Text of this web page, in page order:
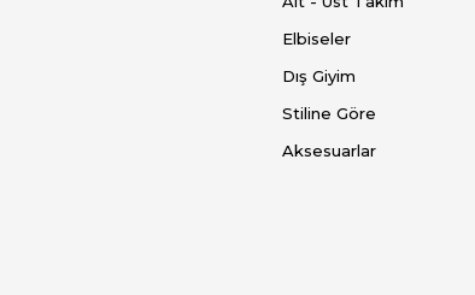
Elbiseler
Dış Giyim
Stiline Göre
Aksesuarlar